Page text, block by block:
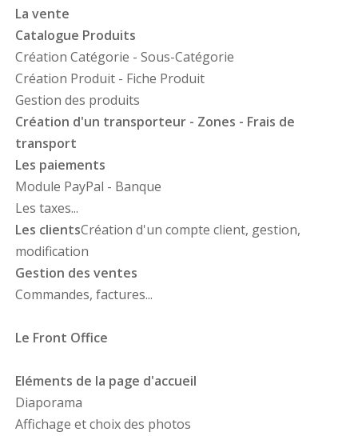
La vente
Catalogue Produits
Création Catégorie - Sous-Catégorie
Création Produit - Fiche Produit
Gestion des produits
Création d'un transporteur - Zones - Frais de
transport
Les paiements
Module PayPal - Banque
Les taxes...
Les clientsCréation d'un compte client, gestion,
modification
Gestion des ventes
Commandes, factures...
Le Front Office
Eléments de la page d'accueil
Diaporama
Affichage et choix des photos